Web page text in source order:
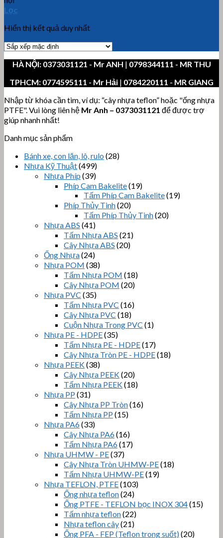
Lọc
Hiển thị kết quả duy nhất
HÀ NỘI: 0373031121 - Mr ANH | 0798344111 - MR THU
TPHCM: 0774595111 - Mr Hải | 0784220111 - MR GIANG
Nhập từ khóa cần tìm, ví dụ: “cây nhựa teflon” hoặc "ống nhựa
PTFE". Vui lòng liên hệ Mr Anh – 0373031121 để được trợ
giúp nhanh nhất!
Danh mục sản phẩm
Bánh xe, con lăn, lô, rulo (28)
Nhựa Kỹ Thuật(499)
Nhựa Phíp (39)
Phíp Cam Bakelite(19)
Tấm Phíp Cam Bakelite(19)
Phíp Thủy Tinh(20)
Tấm Phíp Thủy Tinh(20)
Nhựa ABS (41)
Tấm Nhựa ABS (21)
Cây Nhựa ABS (20)
Ống Nhựa(24)
Nhựa POM (38)
Tấm Nhựa POM (18)
Cây Nhựa POM (20)
Nhựa PVC (35)
Tấm Nhựa PVC (16)
Cây Nhựa PVC (18)
Cuộn Nhựa Trong PVC (1)
Nhựa PE - HDPE(35)
Tấm Nhựa PE - HDPE(17)
Cây Nhựa Tròn PE - HDPE(18)
Nhựa PEEK(38)
Cây Nhựa PEEK(20)
Tấm Nhựa PEEK(18)
Nhựa PP (31)
Cây Nhựa PP Tròn(16)
Tấm Nhựa PP (15)
Nhựa PA6(33)
Cây Nhựa PA6(16)
Tấm Nhựa PA6(17)
Nhựa UHMW - PE(37)
Cây Nhựa Tròn UHMW-PE(18)
Tấm Nhựa UHMW-PE(19)
Nhựa TEFLON, PTFE(103)
Ống nhựa teflon(24)
Ống PTFE - TEFLON bọc INOX 304(15)
Tấm nhựa teflon(22)
Nhựa teflon cây(21)
Ống PFA - FEP (Teflon trong suốt)(20)